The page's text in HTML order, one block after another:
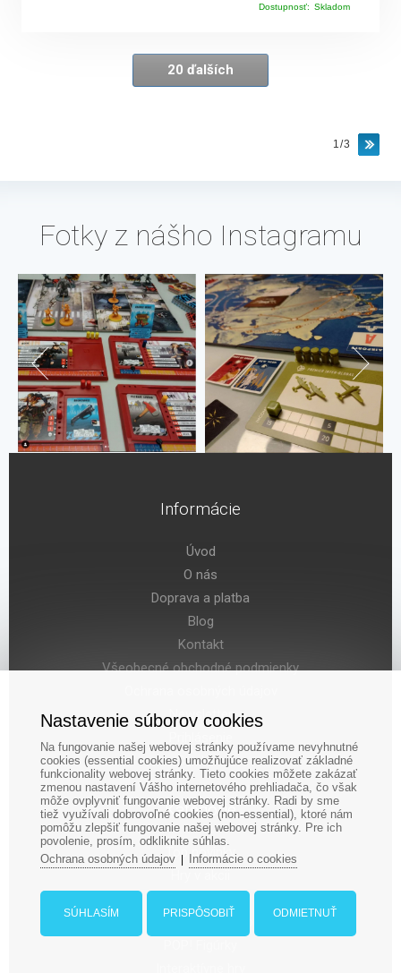
Dostupnosť: Skladom
20 ďalších
1/3
Fotky z nášho Instagramu
Informácie
Úvod
O nás
Doprava a platba
Blog
Kontakt
Všeobecné obchodné podmienky
Newsletter
Cookies
Kategórie
Top novinky
Spoločenské hry
Nastavenie súborov cookies
Na fungovanie našej webovej stránky používame nevyhnutné
cookies (essential cookies) umožňujúce realizovať základné
funkcionality webovej stránky. Tieto cookies môžete zakázať
zmenou nastavení Vášho internetového prehliadača, čo však
môže ovplyvniť fungovanie webovej stránky. Radi by sme
tiež využívali dobrovoľné cookies (non-essential), ktoré nám
pomôžu zlepšiť fungovanie našej webovej stránky. Pre ich
povolenie, prosím, odkliknite súhlas.
Ochrana osobných údajov| Informácie o cookies
SÚHLASÍM PRISPÔSOBIŤ ODMIETNUŤ